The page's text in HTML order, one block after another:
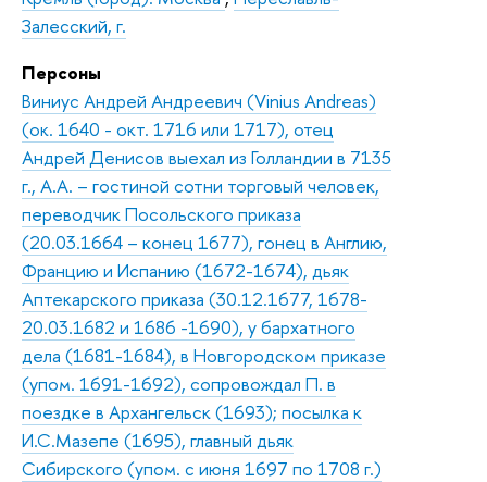
Залесский, г.
Персоны
Виниус Андрей Андреевич (Vinius Andreas)
(ок. 1640 - окт. 1716 или 1717), отец
Андрей Денисов выехал из Голландии в 7135
г., А.А. – гостиной сотни торговый человек,
переводчик Посольского приказа
(20.03.1664 – конец 1677), гонец в Англию,
Францию и Испанию (1672-1674), дьяк
Аптекарского приказа (30.12.1677, 1678-
20.03.1682 и 1686 -1690), у бархатного
дела (1681-1684), в Новгородском приказе
(упом. 1691-1692), сопровождал П. в
поездке в Архангельск (1693); посылка к
И.С.Мазепе (1695), главный дьяк
Сибирского (упом. с июня 1697 по 1708 г.)